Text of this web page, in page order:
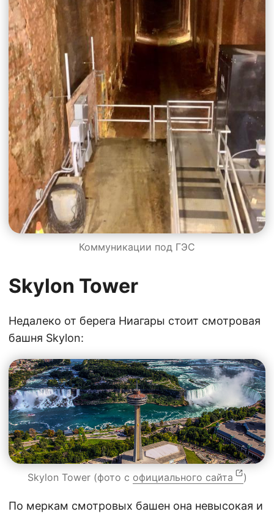
Коммуникации под ГЭС
Skylon Tower
Недалеко от берега Ниагары стоит смотровая
башня Skylon:
Skylon Tower (фото с официального сайта )
По меркам смотровых башен она невысокая и